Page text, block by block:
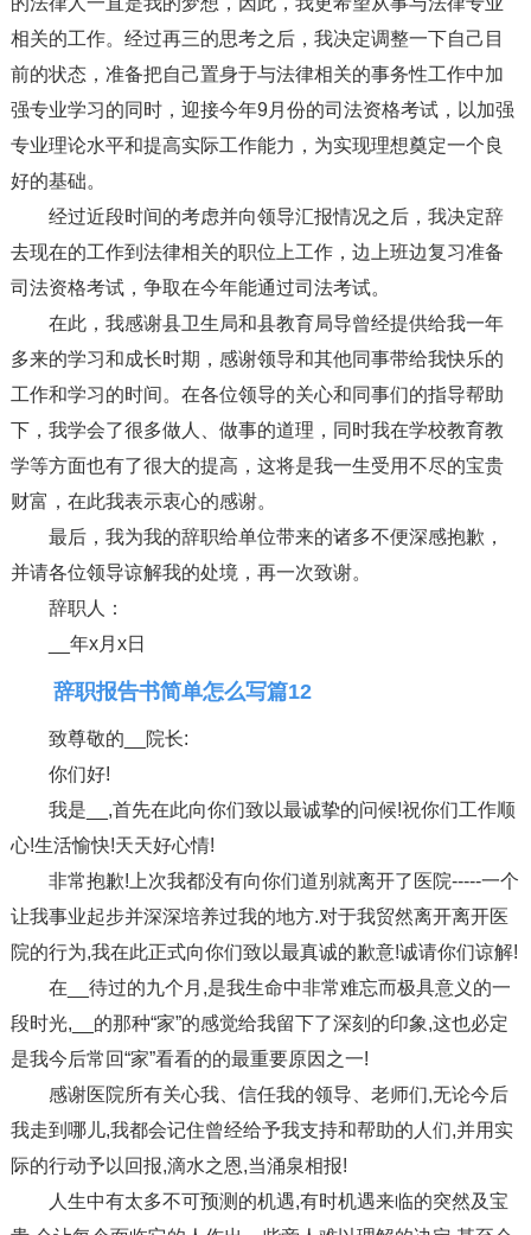
相关的工作。经过再三的思考之后，我决定调整一下自己目
前的状态，准备把自己置身于与法律相关的事务性工作中加
强专业学习的同时，迎接今年9月份的司法资格考试，以加强
专业理论水平和提高实际工作能力，为实现理想奠定一个良
好的基础。
经过近段时间的考虑并向领导汇报情况之后，我决定辞
去现在的工作到法律相关的职位上工作，边上班边复习准备
司法资格考试，争取在今年能通过司法考试。
在此，我感谢县卫生局和县教育局导曾经提供给我一年
多来的学习和成长时期，感谢领导和其他同事带给我快乐的
工作和学习的时间。在各位领导的关心和同事们的指导帮助
下，我学会了很多做人、做事的道理，同时我在学校教育教
学等方面也有了很大的提高，这将是我一生受用不尽的宝贵
财富，在此我表示衷心的感谢。
最后，我为我的辞职给单位带来的诸多不便深感抱歉，
并请各位领导谅解我的处境，再一次致谢。
辞职人：
__年x月x日
辞职报告书简单怎么写篇12
致尊敬的__院长:
你们好!
我是__,首先在此向你们致以最诚挚的问候!祝你们工作顺
心!生活愉快!天天好心情!
非常抱歉!上次我都没有向你们道别就离开了医院-----一个
让我事业起步并深深培养过我的地方.对于我贸然离开离开医
院的行为,我在此正式向你们致以最真诚的歉意!诚请你们谅解!
在__待过的九个月,是我生命中非常难忘而极具意义的一
段时光,__的那种“家”的感觉给我留下了深刻的印象,这也必定
是我今后常回“家”看看的的最重要原因之一!
感谢医院所有关心我、信任我的领导、老师们,无论今后
我走到哪儿,我都会记住曾经给予我支持和帮助的人们,并用实
际的行动予以回报,滴水之恩,当涌泉相报!
人生中有太多不可预测的机遇,有时机遇来临的突然及宝